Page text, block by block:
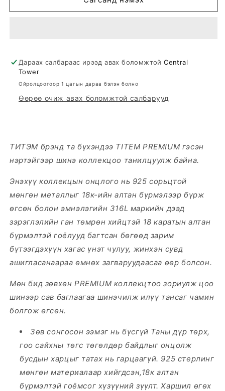
ХҮЗҮҮНИЙХҮЗҮҮНИЙ
Дараах салбараас ирээд авах боломжтойCentral
Tower
Ойролцоогоор 1 цагын дараа бэлэн болно
Өөрөө очиж авах боломжтой салбарууд
ТИТЭМ брэнд та бүхэндээ TITEM PREMIUM гэсэн
нэртэйгээр шинэ коллекцоо танилцуулж байна.
Энэхүү коллекцын онцлого нь 925 сорьцтой
мөнгөн металлыг 18к-ийн алтан бүрмэлээр бүрж
өгсөн болон эмнэлэгийн 316L маркийн дээд
зэрэглэлийн ган төмрөн хийцтэй 18 каратын алтан
бүрмэлтэй гоёлууд багтсан бөгөөд зарим
бүтээгдэхүүн хагас үнэт чулуу, жинхэн сувд
ашигласанаараа өмнөх загваруудаасаа өөр болсон.
Мөн бид зөвхөн PREMIUM коллекцтоо зориулж цоо
шинээр сав баглаагаа шинэчилж илүү тансаг чамин
болгож өгсөн.
Зөв сонгосон ээмэг нь бүсгүй Таны дүр төрх,
гоо сайхны төгс төгөлдөр байдлыг онцолж
бусдын харцыг татах нь гарцаагүй. 925 стерлинг
мөнгөн материалаар хийгдсэн,18к алтан
бүрмэлтэй гоёмсог хүзүүний зүүлт. Харшил өгөх